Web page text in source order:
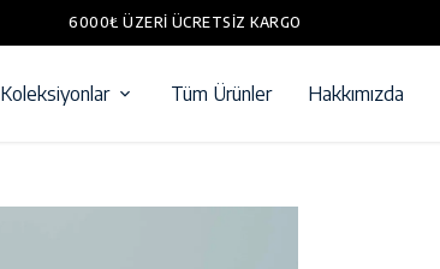
6000₺ ÜZERI ÜCRETSIZ KARGO
Koleksiyonlar Tüm Ürünler Hakkımızda